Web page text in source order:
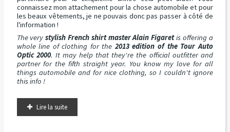
connaissez mon attachement pour la chose automobile et pour
les beaux vêtements, je ne pouvais donc pas passer à côté de
l'information !
The verystylish French shirt master Alain Figaretis offering a
whole line of clothing for the 2013 edition of the Tour Auto
Optic 2000. It may help that they're the official outfitter and
partner for the fifth straight year. You know my love for all
things automobile and for nice clothing, so I couldn't ignore
this info !
Lire la suite